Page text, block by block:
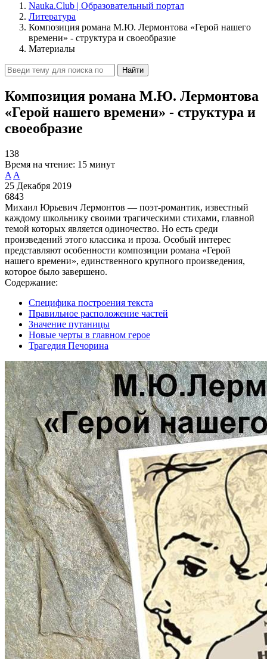
Nauka.Club | Образовательный портал
Литература
Композиция романа М.Ю. Лермонтова «Герой нашего
времени» - структура и своеобразие
Материалы
Найти
Композиция романа М.Ю. Лермонтова
«Герой нашего времени» - структура и
своеобразие
138
Время на чтение: 15 минут
A A
25 Декабря 2019
6843
Михаил Юрьевич Лермонтов — поэт-романтик, известный
каждому школьнику своими трагическими стихами, главной
темой которых является одиночество. Но есть среди
произведений этого классика и проза. Особый интерес
представляют особенности композиции романа «Герой
нашего времени», единственного крупного произведения,
которое было завершено.
Содержание:
Специфика построения текста
Правильное расположение частей
Значение путаницы
Новые черты в главном герое
Трагедия Печорина